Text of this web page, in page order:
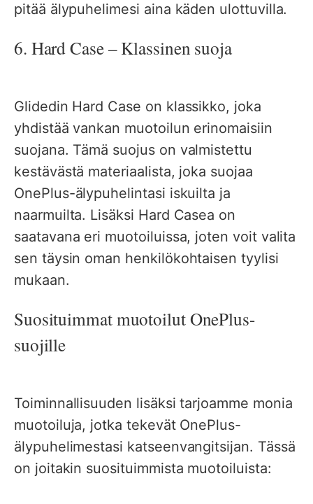
pitää älypuhelimesi aina käden ulottuvilla.
6. Hard Case – Klassinen suoja
Glidedin Hard Case on klassikko, joka
yhdistää vankan muotoilun erinomaisiin
suojana. Tämä suojus on valmistettu
kestävästä materiaalista, joka suojaa
OnePlus-älypuhelintasi iskuilta ja
naarmuilta. Lisäksi Hard Casea on
saatavana eri muotoiluissa, joten voit valita
sen täysin oman henkilökohtaisen tyylisi
mukaan.
Suosituimmat muotoilut OnePlus-
suojille
Toiminnallisuuden lisäksi tarjoamme monia
muotoiluja, jotka tekevät OnePlus-
älypuhelimestasi katseenvangitsijan. Tässä
on joitakin suosituimmista muotoiluista: